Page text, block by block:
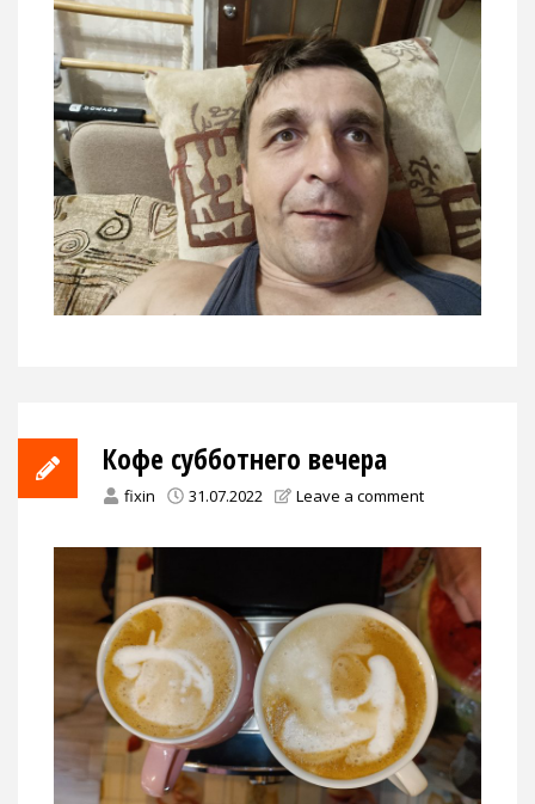
Кофе субботнего вечера
fixin 31.07.2022 Leave a comment